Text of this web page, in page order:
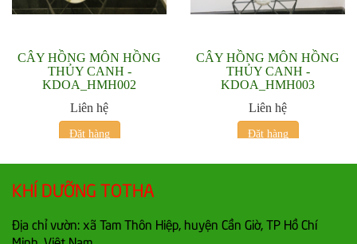
CÂY HỒNG MÔN HỒNG
THỦY CANH -
KDOA_HMH002
Liên hệ
Đặt hàng
CÂY HỒNG MÔN HỒNG
THỦY CANH -
KDOA_HMH003
Liên hệ
Đặt hàng
KHÍ DƯỠNG TOTHA
Địa chỉ vườn: xã Tam Thôn Hiệp, huyện Cần Giờ, TP Hồ Chí